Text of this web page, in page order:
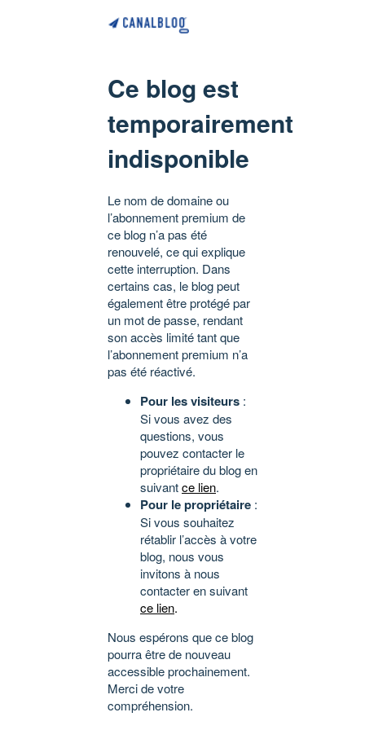
Ce blog est
temporairement
indisponible
Le nom de domaine ou
l’abonnement premium de
ce blog n’a pas été
renouvelé, ce qui explique
cette interruption. Dans
certains cas, le blog peut
également être protégé par
un mot de passe, rendant
son accès limité tant que
l’abonnement premium n’a
pas été réactivé.
Pour les visiteurs :
Si vous avez des
questions, vous
pouvez contacter le
propriétaire du blog en
suivantce lien.
Pour le propriétaire :
Si vous souhaitez
rétablir l’accès à votre
blog, nous vous
invitons à nous
contacter en suivant
ce lien.
Nous espérons que ce blog
pourra être de nouveau
accessible prochainement.
Merci de votre
compréhension.